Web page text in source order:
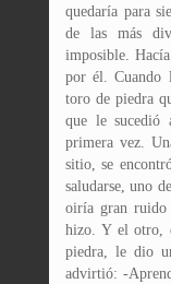
quedaría para
de las más
imposible.
por él. Cuando
toro de piedra
que le sucedió
primera vez.
sitio, se
saludarse, uno
oiría gran ruido
hizo. Y el otro,
piedra, le dio
advirtió: -